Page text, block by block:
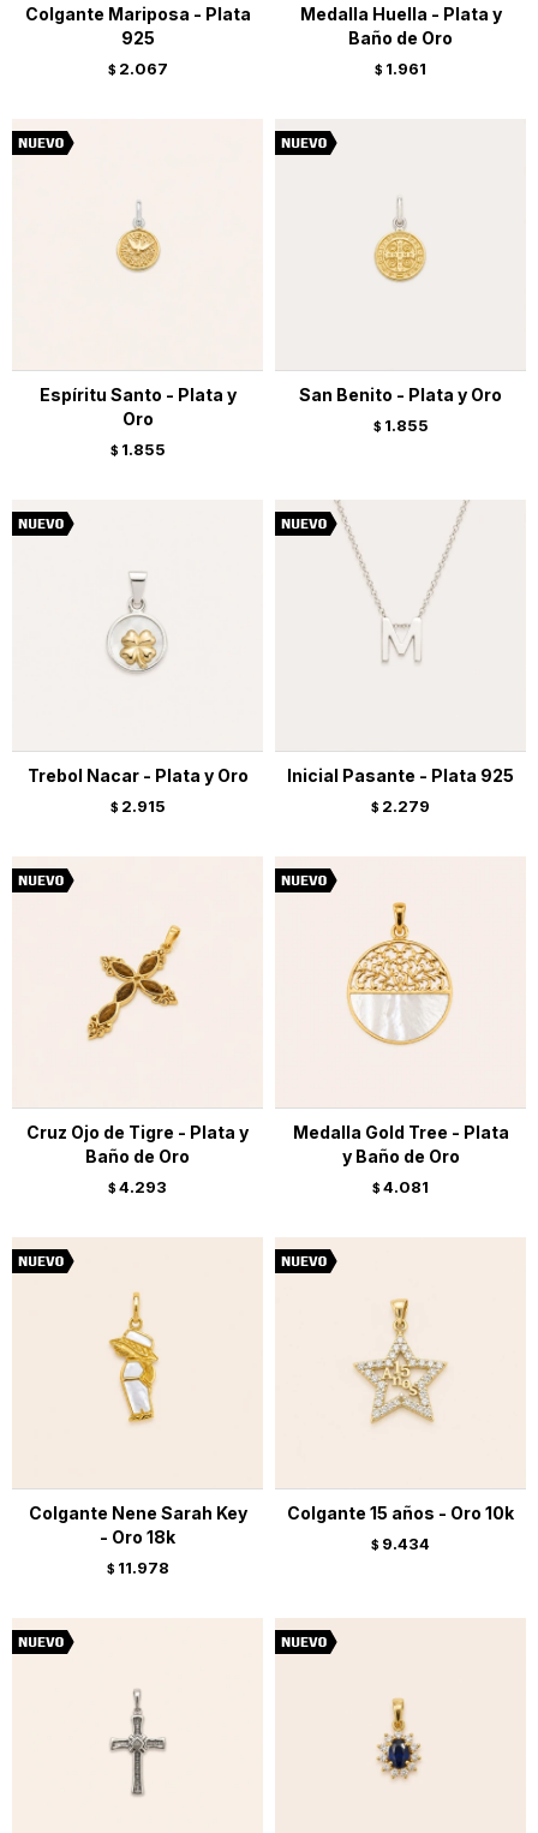
Colgante Mariposa - Plata
925
$ 2.067
Medalla Huella - Plata y
Baño de Oro
$ 1.961
Espíritu Santo - Plata y
Oro
$ 1.855
San Benito - Plata y Oro
$ 1.855
Trebol Nacar - Plata y Oro
$ 2.915
Inicial Pasante - Plata 925
$ 2.279
Cruz Ojo de Tigre - Plata y
Baño de Oro
$ 4.293
Medalla Gold Tree - Plata
y Baño de Oro
$ 4.081
Colgante Nene Sarah Key
- Oro 18k
$ 11.978
Colgante 15 años - Oro 10k
$ 9.434